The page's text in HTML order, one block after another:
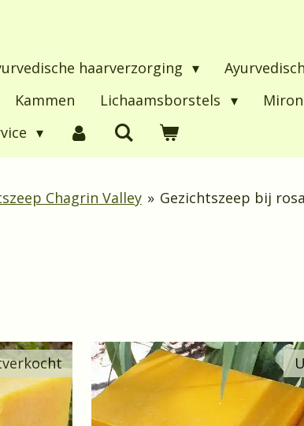
haarverzorging
Kammen Lichaamsborstels
Chagrin Valley » Gezichtszeep bij